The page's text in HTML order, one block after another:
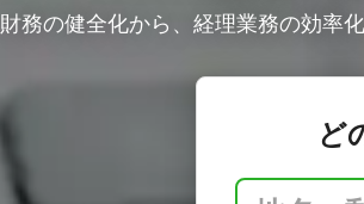
財務の健全化から、経理業務の効率
ど